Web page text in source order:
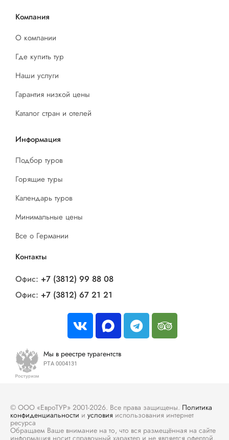
Компания
О компании
Где купить тур
Наши услуги
Гарантия низкой цены
Каталог стран и отелей
Информация
Подбор туров
Горящие туры
Календарь туров
Минимальные цены
Все о Германии
Контакты
Офис: +7 (3812) 99 88 08
Офис: +7 (3812) 67 21 21
Мы в реестре турагентств
РТА 0004131
© ООО «ЕвроТУР» 2001-2026. Все права защищены. Политика
конфиденциальности и условия использования интернет
ресурса
Обращаем Ваше внимание на то, что вся размещённая на сайте